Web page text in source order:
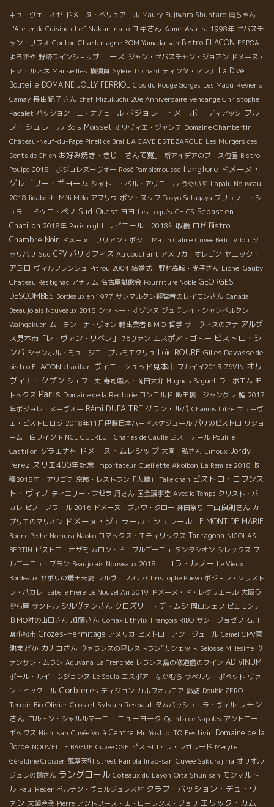
さんの姿に感動。
キューヴェ・オゼ ドメーヌ・ベリュアール Maury Fujiwara Shuntaro 南ちゃん
L'Atelier de Cuisine chef Nakaminato ユキさん Kamm Asutra 1998年 セバスチ
ャン・リフォ Corton Charlemagne BOM Yamada san Bistro FLACON ESPOA
よろずや 野崎ワインショップ ニース ジャン・セバスチャン・ジョアン ドメーヌ・
トマ・ルアネ Marseilles 横須賀 Sylère Trichard ティンタ・マレナ La Dive
Bouteille DOMAINE JOLLY FERRIOL Clos du Rouge Gorges Les Maoù Reviens
Gamay 長由紀子さん chef Mizukuchi 20e Anniversaire Vendange Christophe
Pacalet パッション・エ・ナチュール ボジョレー・ヌーボー ディアック ブル
ノ・シュレール Bois Moisset オリヴィエ・ジャンテ Domaine Chambertin
Château-Neuf-du-Pape Pinell de Brai LA CAVE ESTEZARGUE Les Murgers des
Dents de Chien お好み焼き・きじ「さんて寛」 新アイデアのブース位置 Bistro
Poulpe 2018 ボジョレヌーヴォー Rosé Pamplemousse l'anglore ドメーヌ・
グレゴリー・ギヨーム シャトー・ベル・アヴニール うぐいす Lapalu Nouveau
2018 Iidabqshi Méli Mélo アブリウ ポン・ヌッフ Tokyo Setagaya ブリュノー・シ
ュラー ドゥニ・ペノ Sud-Ouest ヨヨ Les toqués CHICS Sebastien
Chatillon 2018年 Paris night ラピエール・2018年収穫 ロゼ Bistro
Chambre Noir ドメーヌ・リリアン・ボシェ Matin Calme Cuvée Bedit Vilou シ
ャリバリ Sud CPV パリオフィス Au couchant アメリカ・オレゴン ヤニック・
アミロ ヴィルフランシュ Pitrou 2004 結婚式・野村高城・尚子さん Lionel Gauby
Chateau Restignac アナテム 名古屋試飲会 Pourriture Noble GEORGES
DESCOMBES Bordeaux en 1977 サンマルタン経営者のレイモンさん Canada
Beeaujolais Nouveaux 2018 シャトー・オゾンヌ ジュヴレイ・シャンベルタン
Waingakuen ムーラン・ナ・ヴォン 輸出業者ＢＭＯ 哲学 サーヴィスのアナ アルザ
ス見本市「レ・ヴァン・リベレ」
76ヴァン エスポア・ゴトー ビストロ・シ
ンバ シャンボル・ミュージニ・プルミエクリュ Loïc ROURE Gilles Davasse de
bistro FLACON charibari ヴィニ・シュッド見本市 ブルイイ2013 76VIN オリ
ヴィエ・クザン シェフ・丈 寿司職人・岡田大介 Hughes Beguet ラ・ボエム モ
トックス Paris Domaine de la Rectorie コンコルド 飯田橋 ジャングレ 鮨 2017
年ボジョレ・ヌーヴォー Rémi DUFAITRE グラン・ルパ Champs Libre キューヴ
ェ・ビストロロジ 2018年11月伊藤日本ハードスケジュール パリのビストロ リショ
ーム 白ワイン RINCE GUERLUT Charles de Gaulle ミス・テール Poulille
Castillon グラエナ村 ドメーヌ・ムレシップ 大園 弘さん Limoux Jordy
Perez スリエ400年記念 Importateur Cueillette Akoibon La Remise 2018 収
穫2018年・アリゴテ 京都・レストラン「大鵬」 Take chan ビストロ・コワンス
ト・ヴィノ ティエリー・プゼラ 丹さん 国会議事堂 Avec le Temps クリスト・パ
カレ ピノ・ノワール 2016 ドメーヌ・ブノワ・クロー 神田祭り 中山良則さん カ
プリエのマリオン ドメーヌ・ジェラール・シュレール LE MONT DE MARIE
Bonne Peche Nomura Naoko コマックス・エティリックス Tarragona NICOLAS
BERTIN ビストロ・オザミ ムロン・ド・ブルゴーニュ タンタシオン シレックス ブ
ルゴーニュ・ブラン Beaujolais Nouveaux 2018 ニコラ・ルノー Le Vieux
Bordeaux サボリの鎌田夫妻 レルヴ・フォル Christophe Pueyo ボジョレ・クリスト
フ・パカレ Isabelle Frère Le Nouvel An 2019 ドメーヌ・ド・レグリエール 大阪う
ずら屋 サントル シルヴァンさん クロズリー・デ・ムシ 岡田シェフ ピエモンテ
ＢＭО社の山田さん 加藤さん Comax Ethylix François RIBO サン・ジョゼフ 石川
県小松市 Crozes-Hermitage アメリカ ビストロ・アン・ジュール Camel CPV菊
池まどか カナコさん ヴァランスの星レストラン”カシェット Selosse Millesime ヴ
ァンサン・ムラン Aguyana La Trenchée レランス島の修道僧のワイン AD VINUM
ポール・ルイ・ウジェンヌ Le Soula エスポア・なかむら サぺルリ・ポペット ヴァ
ン・ピックール Corbieres ディジョン カルフォルニア 諏訪 Double ZERO
Terroir Bio Olivier Cros et Sylvain Respaut ダムバッシュ・ラ・ヴィル ラモン
さん コルトン・シャルルマーニュ ニューヨーク Quinta de Napoles アントニー・
ギックス Nishi san Cuvée Voilà Centre Mr. Yoshio ITO Festivin Domaine de la
Borde NOUVELLE BAGUE Cuvée OSE ビストロ・ラ・レガラード Meryl et
Géraldine Croizier 萬屋天狗 street Rambla Imao-san Cuvée Sakurajima オリオル
ジュラの鏡さん ラングロール Coteaux du Layon Oita Shun san モンマルト
ル Paul Reder ぺルナン・ヴェルジュレス村 クラブ・パッション・デュ・ヴ
ァン 大榮産業 Pierre アントワーヌ・エ・ローランス・ジョリ エリック・カム